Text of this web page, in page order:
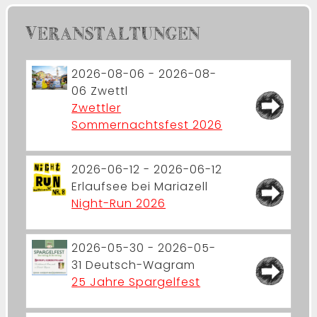
VERANSTALTUNGEN
2026-08-06 - 2026-08-
06 Zwettl
Zwettler
Sommernachtsfest 2026
2026-06-12 - 2026-06-12
Erlaufsee bei Mariazell
Night-Run 2026
2026-05-30 - 2026-05-
31 Deutsch-Wagram
25 Jahre Spargelfest